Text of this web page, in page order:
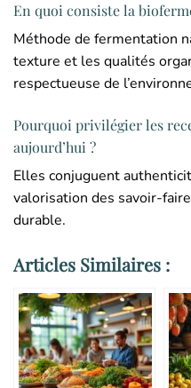
En quoi consiste la
Méthode de fermentation
texture et les qualités
respectueuse de
Pourquoi privilégier les
aujourd’hui ?
Elles conjuguent
valorisation des savoir-
durable.
Articles Similaires :